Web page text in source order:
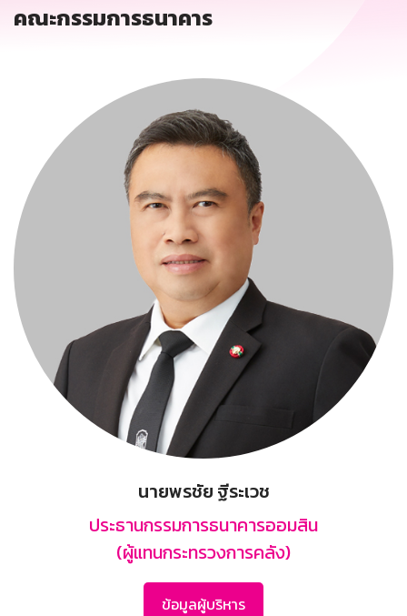
GSB Society
คณะกรรมการธนาคาร
นายพรชัย ฐีระเวช
ประธานกรรมการธนาคารออมสิน
(ผู้แทนกระทรวงการคลัง)
ข้อมูลผู้บริหาร